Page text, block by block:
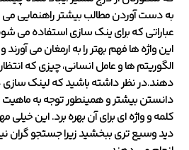
به دست آوردن مطالب بیشتر راهنمایی می
عباراتی که برای ینک سازی استفاده می
این واژه ها فهم بهتر را به ارمغان می
الگوریتم ها و عامل انسانی، چیزی که
دهند.در نظر داشته باشید که لینک سازی
دانستن بیشتر و همینطور توجه به ماهیت
کلمه و واژه ای برای آن بهره برد. این
دید وسیع تری ببخشید زیرا جستجو گران